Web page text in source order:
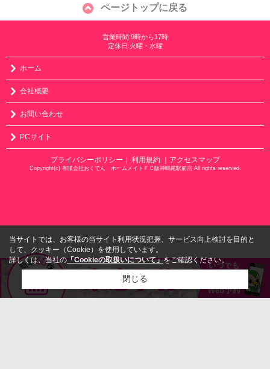
ページトップに戻る
営業時間:9時から17時
定休日:火曜・水曜
ホーム
会社概要
お問い合わせ
PCサイト
プライバシーポリシー ｜ 利用規約 ｜アクセスマップ
Copyright(c) 有限会社おくでん ホームメイトＦＣ阪神鳴尾駅前店 All rights reserved.
当サイトでは、お客様の当サイト利用状況把握、サービス向上検討を目的と
して、クッキー（Cookie）を使用しています。
詳しくは、当社の「Cookieの取扱いについて」をご確認ください。
閉じる